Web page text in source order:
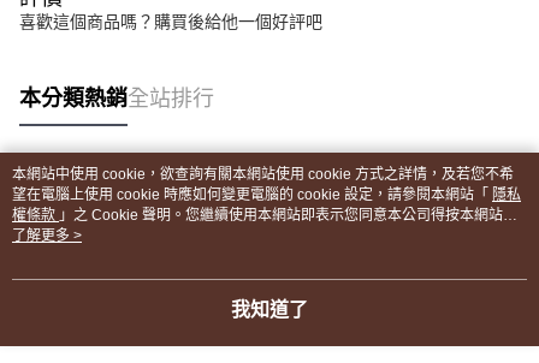
喜歡這個商品嗎？購買後給他一個好評吧
本分類熱銷全站排行
熱門標籤
本網站中使用 cookie，欲查詢有關本網站使用 cookie 方式之詳情，及若您不希
望在電腦上使用 cookie 時應如何變更電腦的 cookie 設定，請參閱本網站「 隱私
權條款 」之 Cookie 聲明。您繼續使用本網站即表示您同意本公司得按本網站使
用條款之 Cookie 聲明使用 cookie。
了解更多 >
我知道了